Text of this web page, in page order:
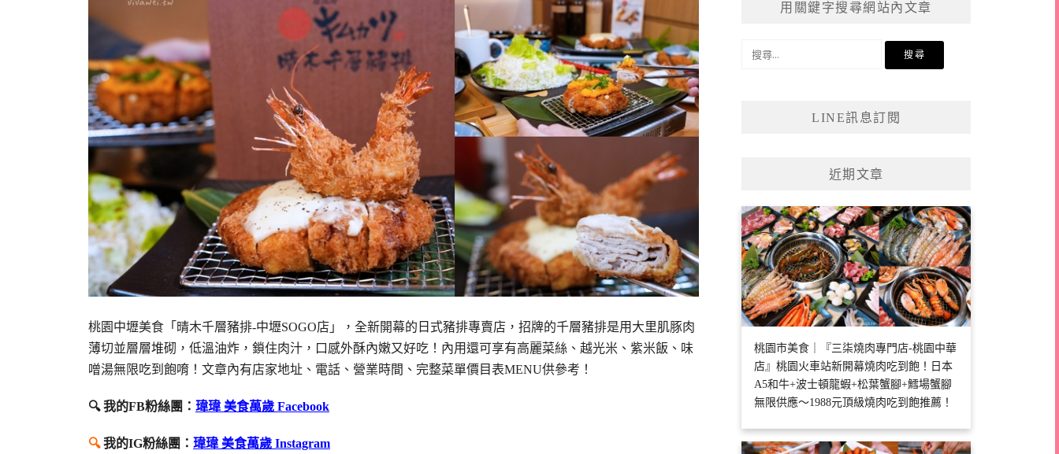
桃園中壢美食「晴木千層豬排-中壢SOGO店」，全新開幕的日式豬排專賣店，招牌的千層豬排是用大里肌豚肉
薄切並層層堆砌，低溫油炸，鎖住肉汁，口感外酥內嫩又好吃！內用還可享有高麗菜絲、越光米、紫米飯、味
噌湯無限吃到飽唷！文章內有店家地址、電話、營業時間、完整菜單價目表MENU供參考！
🔍 我的FB粉絲團： 瑋瑋 美食萬歲 Facebook
🔍我的IG粉絲團： 瑋瑋 美食萬歲 Instagram
用關鍵字搜尋網站內文章
LINE訊息訂閱
近期文章
桃園市美食｜『三柒燒肉專門店-桃園中華
店』桃園火車站新開幕燒肉吃到飽！日本
A5和牛+波士頓龍蝦+松葉蟹腳+鱈場蟹腳
無限供應～1988元頂級燒肉吃到飽推薦！